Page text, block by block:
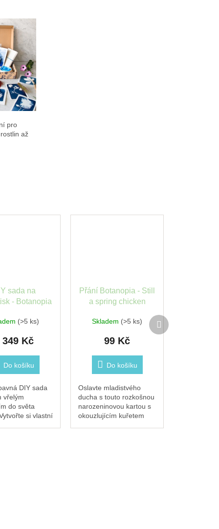
sada na
- Botanopia
(>5 ks)
349 Kč
Do košíku
DIY sada
vřelým
do světa
si vlastní
Přání Botanopia - Still
a spring chicken
Skladem (>5 ks)
99 Kč
Do košíku
Oslavte mladistvého
ducha s touto rozkošnou
narozeninovou kartou s
okouzlujícím kuřetem
Další
produkt
pro
až